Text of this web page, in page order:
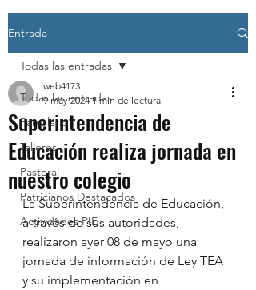
Entrada
Todas las entradas
Parvulario
Talleres
Pastoral
Patricianos Destacados
Actividades PIE
Todas las entradas
Superintendencia de
Educación realiza jornada en
nuestro colegio
web4173
9 may 2024 1 min de lectura
La Superintendencia de Educación,
a través de sus autoridades,
realizaron ayer 08 de mayo una
jornada de información de Ley TEA
y su implementación en